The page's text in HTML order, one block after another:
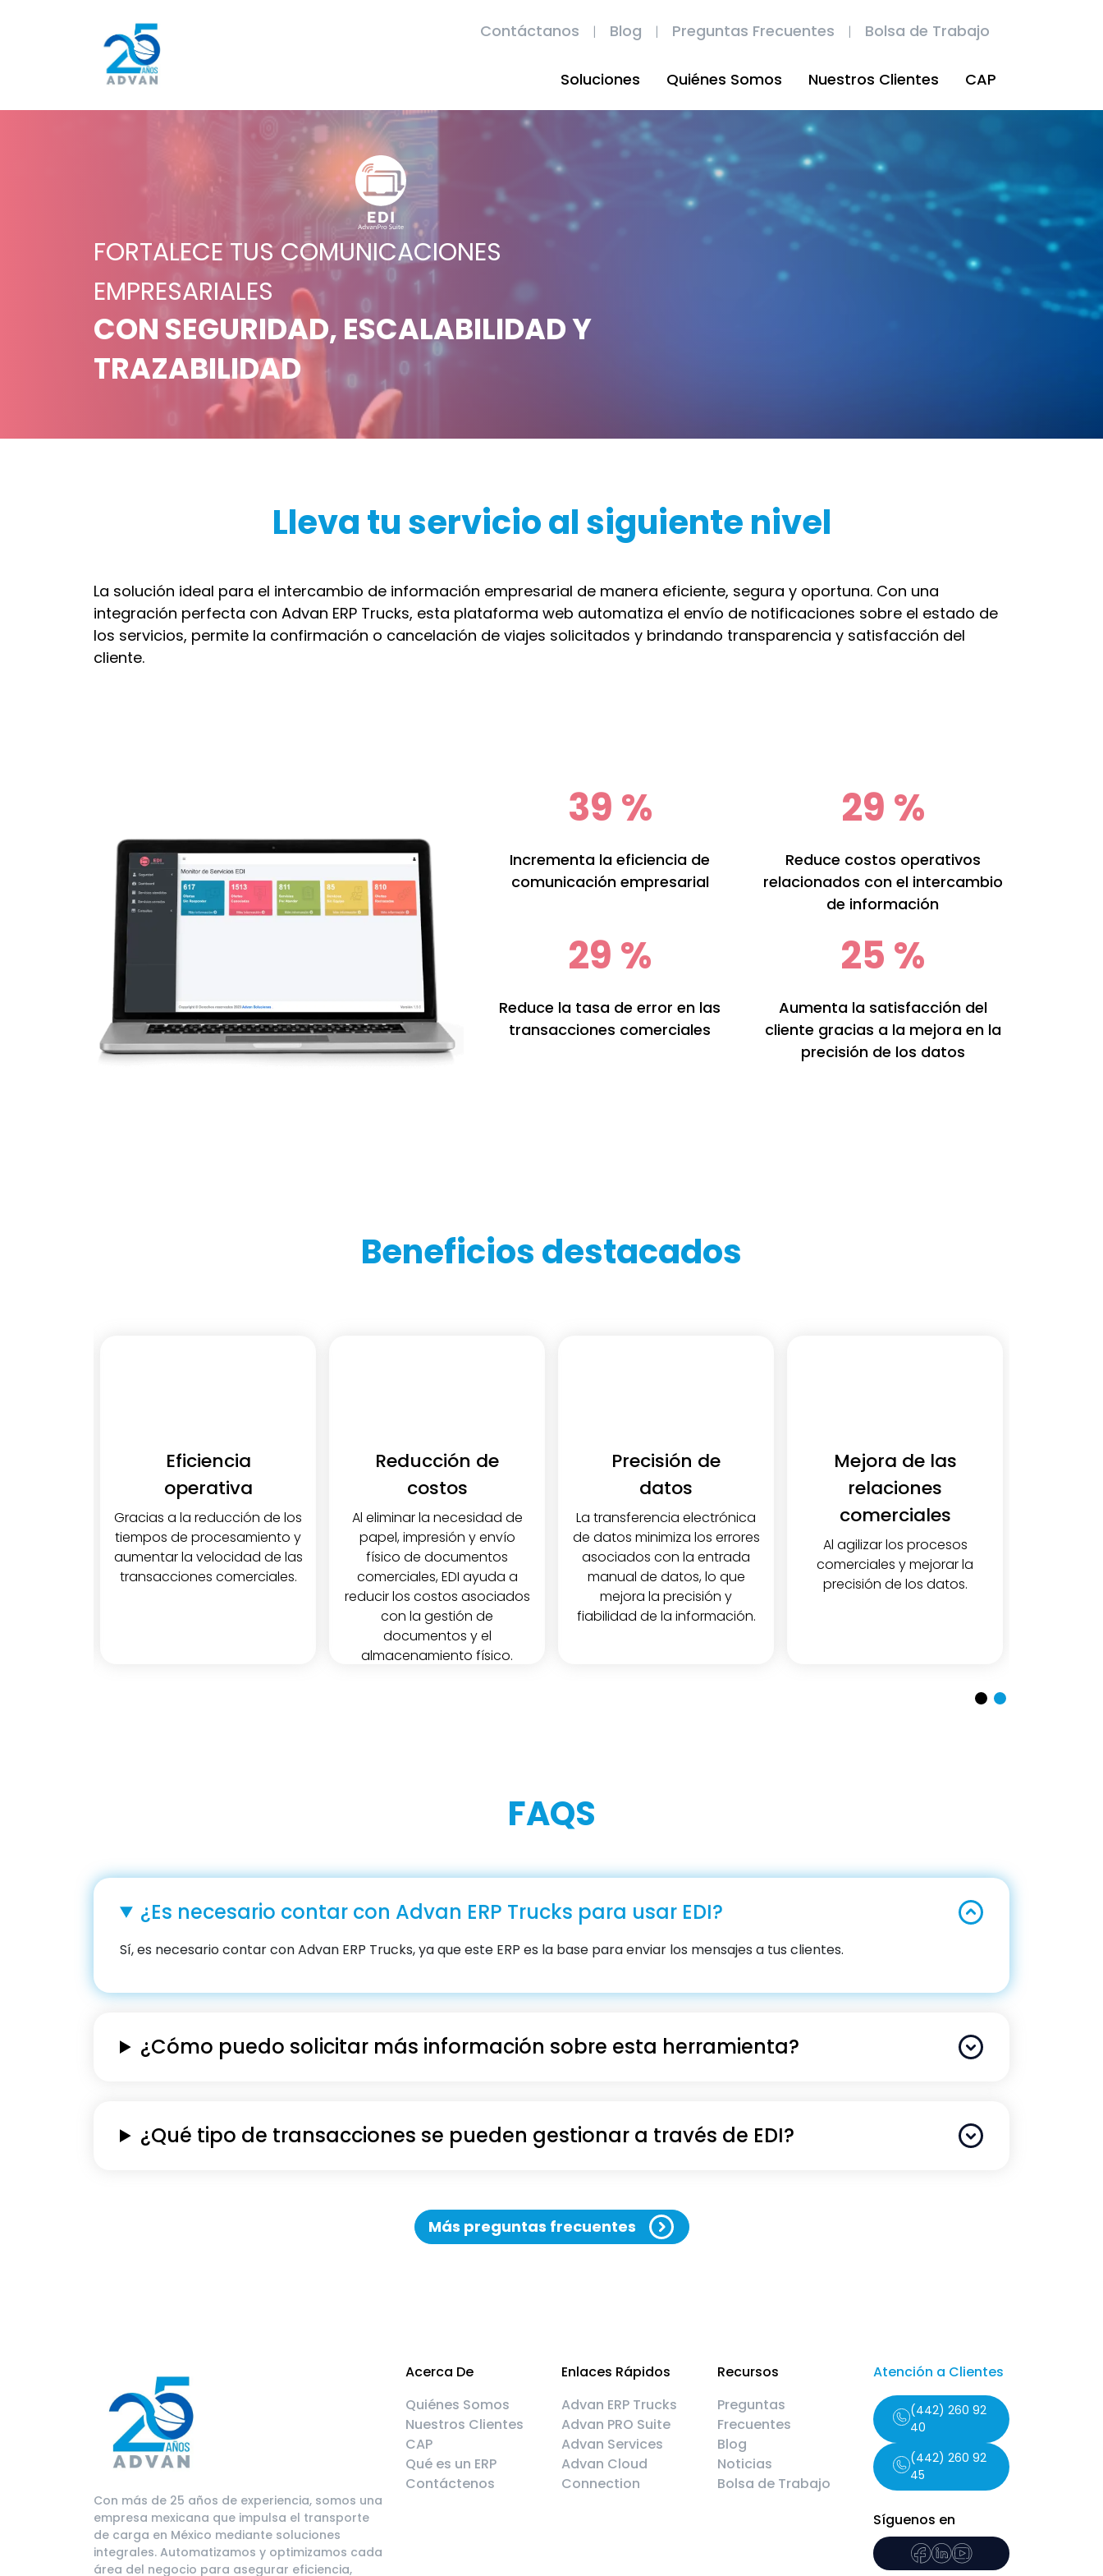
Contáctanos Blog Preguntas Frecuentes Bolsa de Trabajo
Soluciones Quiénes Somos Nuestros Clientes CAP
FORTALECE TUS COMUNICACIONES
EMPRESARIALES
CON SEGURIDAD, ESCALABILIDAD Y
TRAZABILIDAD
Lleva tu servicio al siguiente nivel
La solución ideal para el intercambio de información empresarial de manera eficiente, segura y oportuna. Con una
integración perfecta con Advan ERP Trucks, esta plataforma web automatiza el envío de notificaciones sobre el estado de
los servicios, permite la confirmación o cancelación de viajes solicitados y brindando transparencia y satisfacción del
cliente.
40 %
Incrementa la eficiencia de
comunicación empresarial
30 %
Reduce costos operativos
relacionados con el intercambio
de información
30 %
Reduce la tasa de error en las
transacciones comerciales
25 %
Aumenta la satisfacción del
cliente gracias a la mejora en la
precisión de los datos
Beneficios destacados
Eficiencia
operativa
Gracias a la reducción de los
tiempos de procesamiento y
aumentar la velocidad de las
transacciones comerciales.
Reducción de
costos
Al eliminar la necesidad de
papel, impresión y envío
físico de documentos
comerciales, EDI ayuda a
reducir los costos asociados
con la gestión de
documentos y el
almacenamiento físico.
Precisión de
datos
La transferencia electrónica
de datos minimiza los errores
asociados con la entrada
manual de datos, lo que
mejora la precisión y
fiabilidad de la información.
Mejora de las
relaciones
comerciales
Al agilizar los procesos
comerciales y mejorar la
precisión de los datos.
FAQS
¿Es necesario contar con Advan ERP Trucks para usar EDI?
Sí, es necesario contar con Advan ERP Trucks, ya que este ERP es la base para enviar los mensajes a tus clientes.
¿Cómo puedo solicitar más información sobre esta herramienta?
¿Qué tipo de transacciones se pueden gestionar a través de EDI?
Más preguntas frecuentes
Con más de 25 años de experiencia, somos una
empresa mexicana que impulsa el transporte
de carga en México mediante soluciones
integrales. Automatizamos y optimizamos cada
área del negocio para asegurar eficiencia,
Acerca De
Quiénes Somos
Nuestros Clientes
CAP
Qué es un ERP
Contáctenos
Enlaces Rápidos
Advan ERP Trucks
Advan PRO Suite
Advan Services
Advan Cloud
Connection
Recursos
Preguntas
Frecuentes
Blog
Noticias
Bolsa de Trabajo
Atención a Clientes
(442) 260 92
40
(442) 260 92
45
Síguenos en